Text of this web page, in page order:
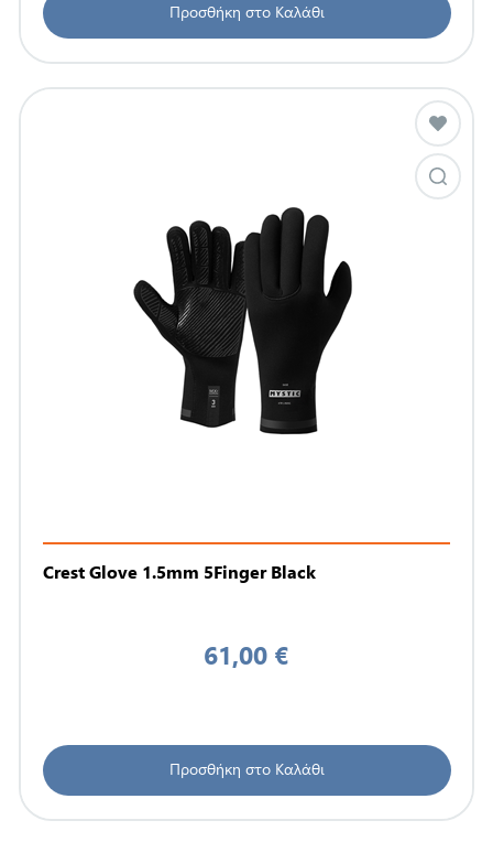
Προσθήκη στο Καλάθι
Crest Glove 1.5mm 5Finger Black
61,00 €
Προσθήκη στο Καλάθι